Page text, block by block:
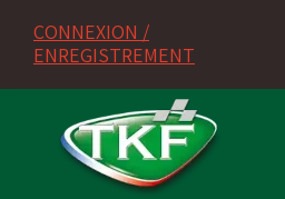
CONNEXION /
ENREGISTREMENT